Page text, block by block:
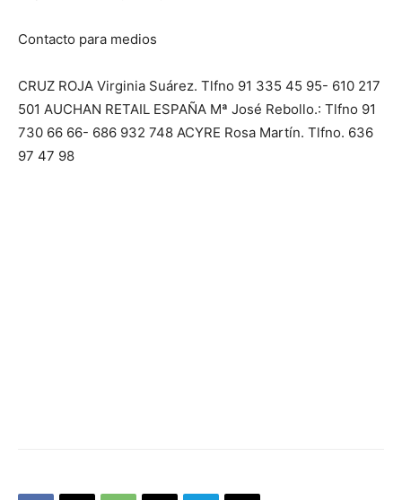
Contacto para medios
CRUZ ROJA Virginia Suárez. Tlfno 91 335 45 95- 610 217
501 AUCHAN RETAIL ESPAÑA Mª José Rebollo.: Tlfno 91
730 66 66- 686 932 748 ACYRE Rosa Martín. Tlfno. 636
97 47 98